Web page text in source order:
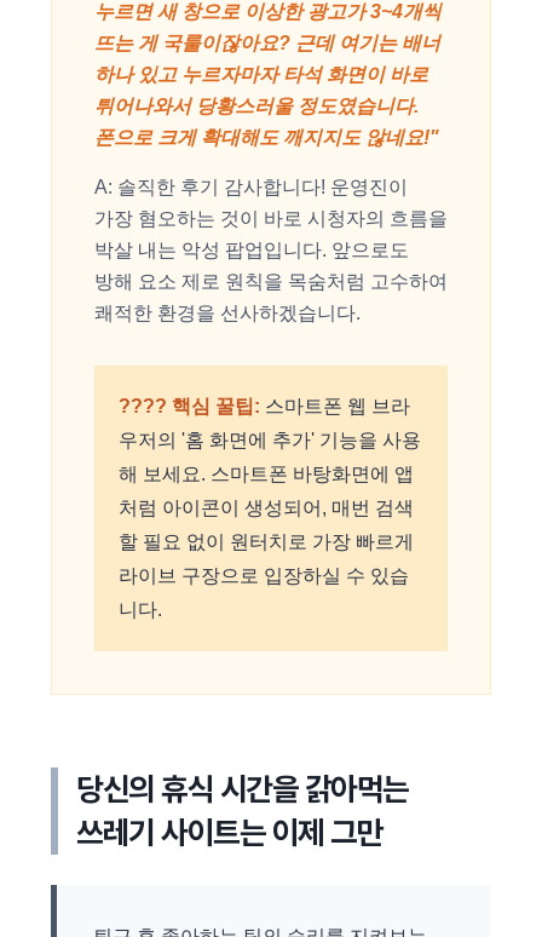
누르면 새 창으로 이상한 광고가 3~4개씩
뜨는 게 국룰이잖아요? 근데 여기는 배너
하나 있고 누르자마자 타석 화면이 바로
튀어나와서 당황스러울 정도였습니다.
폰으로 크게 확대해도 깨지지도 않네요!"
A: 솔직한 후기 감사합니다! 운영진이
가장 혐오하는 것이 바로 시청자의 흐름을
박살 내는 악성 팝업입니다. 앞으로도
방해 요소 제로 원칙을 목숨처럼 고수하여
쾌적한 환경을 선사하겠습니다.
???? 핵심 꿀팁: 스마트폰 웹 브라
우저의 '홈 화면에 추가' 기능을 사용
해 보세요. 스마트폰 바탕화면에 앱
처럼 아이콘이 생성되어, 매번 검색
할 필요 없이 원터치로 가장 빠르게
라이브 구장으로 입장하실 수 있습
니다.
당신의 휴식 시간을 갉아먹는
쓰레기 사이트는 이제 그만